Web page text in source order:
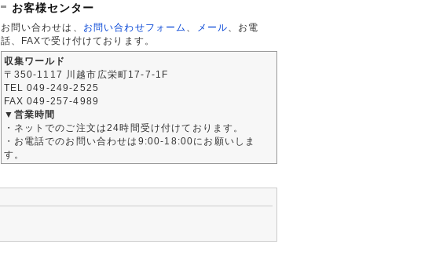
お客様センター
お問い合わせは、 お問い合わせフォーム メール 、お電
話、FAXで受け付けております。
収集ワールド
〒350-1117 川越市広栄町17-7-1F
TEL 049-249-2525
FAX 049-257-4989
▼営業時間
・ネットでのご注文は24時間受け付けております。
・お電話でのお問い合わせは9:00-18:00にお願いしま
す。